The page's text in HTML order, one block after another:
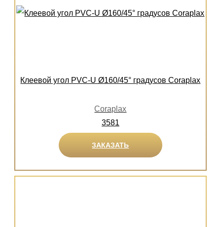
Клеевой угол PVC-U Ø160/45° градусов Coraplax
Coraplax
3581
ЗАКАЗАТЬ